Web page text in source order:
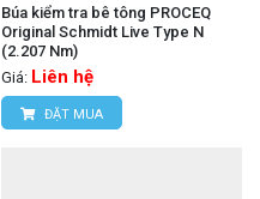
Búa kiểm tra bê tông PROCEQ
Original Schmidt Live Type N
(2.207 Nm)
Giá: Liên hệ
ĐẶT MUA